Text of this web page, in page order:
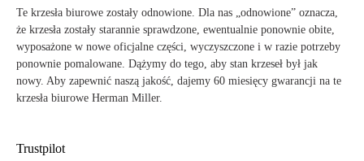
żywotności.
Design Graphite Shadow – Ponadczasowy i stylowy, odpowiedni dla
każdego miejsca pracy.
Te krzesła biurowe zostały odnowione. Dla nas „odnowione” oznacza,
że krzesła zostały starannie sprawdzone, ewentualnie ponownie obite,
wyposażone w nowe oficjalne części, wyczyszczone i w razie potrzeby
ponownie pomalowane. Dążymy do tego, aby stan krzeseł był jak
nowy. Aby zapewnić naszą jakość, dajemy 60 miesięcy gwarancji na te
krzesła biurowe Herman Miller.
Trustpilot